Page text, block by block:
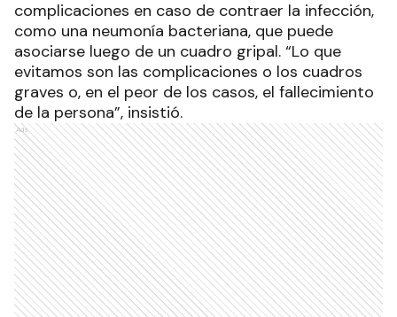
complicaciones en caso de contraer la infección,
como una neumonía bacteriana, que puede
asociarse luego de un cuadro gripal. “Lo que
evitamos son las complicaciones o los cuadros
graves o, en el peor de los casos, el fallecimiento
de la persona”, insistió.
Ads